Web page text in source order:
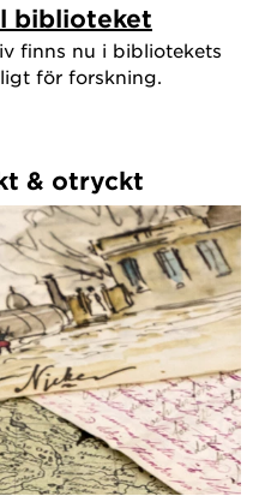
biblioteket
finns nu i bibliotekets
för forskning.
& otryckt